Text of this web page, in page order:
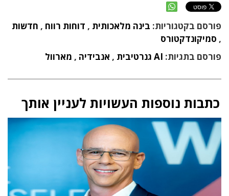
פורסם בקטגוריות: בינה מלאכותית , דוחות רווח , חדשות
, סמיקונדקטורס
פורסם בתגיות: AI גנרטיבית , אנבידיה , מארוול
כתבות נוספות העשויות לעניין אותך